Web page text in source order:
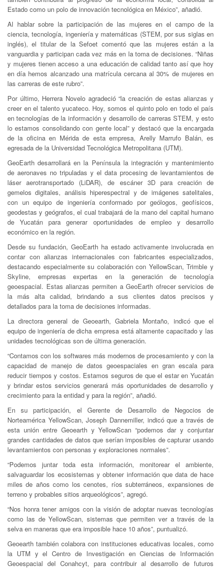
Estado como un polo de innovación tecnológica en México”, añadió.
Al hablar sobre la participación de las mujeres en el campo de la
ciencia, tecnología, ingeniería y matemáticas (STEM, por sus siglas en
inglés), el titular de la Sefoet comentó que las mujeres están a la
vanguardia y participan cada vez más en la toma de decisiones. “Niñas
y mujeres tienen acceso a una educación de calidad tanto así que hoy
en día hemos alcanzado una matrícula cercana al 30% de mujeres en
las carreras de este rubro”.
Por último, Herrera Novelo agradeció “la creación de estas alianzas y
creer en el talento yucateco. Hoy, somos el quinto polo en todo el país
en tecnologías de la información y desarrollo de carreras STEM, y esto
lo estamos consolidando con gente local” y destacó que la encargada
de la oficina en Mérida de esta empresa, Arelly Marrufo Balán, es
egresada de la Universidad Tecnológica Metropolitana (UTM).
GeoEarth desarrollará en la Península la integración y mantenimiento
de aeronaves no tripuladas y el data procesing de levantamientos de
láser aerotransportado (LiDAR), de escáner 3D para creación de
gemelos digitales, análisis hiperespectral y de imágenes satelitales,
con un equipo de ingeniería conformado por geólogos, geofísicos,
geodestas y geógrafos, el cual trabajará de la mano del capital humano
de Yucatán para generar oportunidades de empleo y desarrollo
económico en la región.
Desde su fundación, GeoEarth ha estado activamente involucrada en
contar con alianzas internacionales con fabricantes especializados,
destacando especialmente su colaboración con YellowScan, Trimble y
Skyline, empresas expertas en la generación de tecnología
geoespacial. Estas alianzas permiten a GeoEarth ofrecer servicios de
la más alta calidad, brindando a sus clientes datos precisos y
detallados para la toma de decisiones informadas.
La directora general de Geoearth, Gabriela Montaño, indicó que el
equipo de ingeniería de dicha empresa está altamente capacitado y las
unidades tecnológicas son de última generación.
“Contamos con los softwares más modernos de procesamiento y con la
capacidad de manejo de datos geoespaciales en gran escala para
reducir tiempos y costos. Estamos seguros de que el estar en Yucatán
y brindar estos servicios generará más oportunidades de desarrollo y
crecimiento para la entidad y para la región”, añadió.
En su participación, el Gerente de Desarrollo de Negocios de
Norteamérica YellowScan, Joseph Dannemiller, indicó que a través de
esta unión entre Geoearth y YellowScan “podemos dar y conjuntar
grandes cantidades de datos que serían imposibles de capturar usando
levantamientos con personas y exploraciones normales”.
“Podemos juntar toda esta información, monitorear el ambiente,
salvaguardar los ecosistemas y obtener información que data de hace
miles de años como los cenotes, ríos subterráneos, expansiones de
terreno y probables sitios arqueológicos”, agregó.
“Nos honra tener amigos con la visión de adoptar nuevas tecnologías
como las de YellowScan, sistemas que permiten ver a través de la
selva en maneras que era imposible hace 10 años”, puntualizó.
Geoearth también colabora con instituciones educativas locales, como
la UTM y el Centro de Investigación en Ciencias de Información
Geoespacial del Conahcyt, para contribuir al desarrollo de futuros